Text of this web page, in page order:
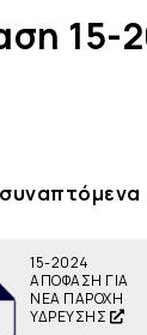
15-
15-2024
ΑΠΟΦΑΣΗ ΓΙΑ
ΝΕΑ ΠΑΡΟΧΗ
ΥΔΡΕΥΣΗΣ